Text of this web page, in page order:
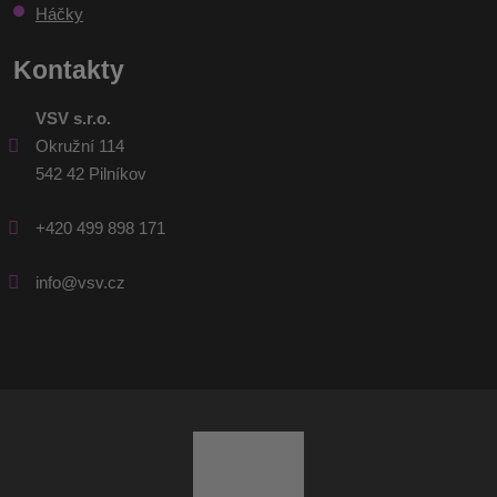
Háčky
Kontakty
VSV s.r.o.
Okružní 114
542 42 Pilníkov
+420 499 898 171
info@vsv.cz